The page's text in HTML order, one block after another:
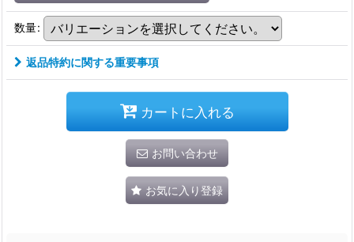
数量:
返品特約に関する重要事項
カートに入れる
お問い合わせ
お気に入り登録